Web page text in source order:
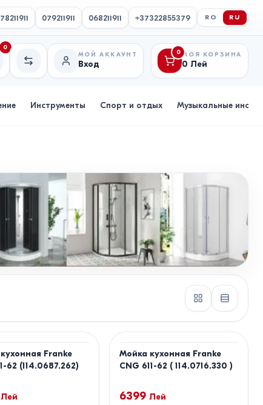
079211911 068211911 +37322855379 RO RU
желаний
0
Сравнение
МОЙ АККАУНТ
Вход
0 МОЯ КОРЗИНА
0 Лей
Инструменты Спорт и отдых Музыкальные
Franke
62 (114.0687.262)
Лей
Мойка кухонная Franke
CNG 611-62 ( 114.0716.330 )
6399 Лей